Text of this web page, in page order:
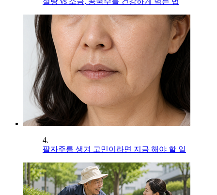
4.
팔자주름 생겨 고민이라면 지금 해야 할 일